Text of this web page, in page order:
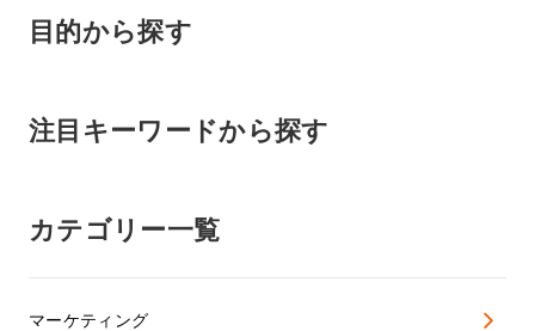
目的から探す
注目キーワードから探す
カテゴリー一覧
マーケティング